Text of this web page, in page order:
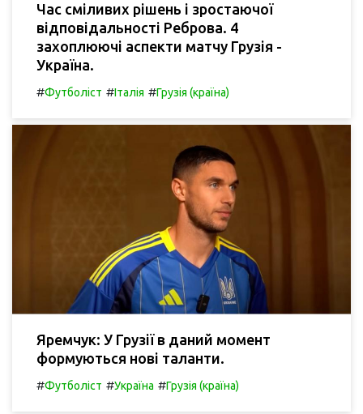
Час сміливих рішень і зростаючої
відповідальності Реброва. 4
захоплюючі аспекти матчу Грузія -
Україна.
#Футболіст #Італія #Грузія (країна)
Яремчук: У Грузії в даний момент
формуються нові таланти.
#Футболіст #Україна #Грузія (країна)